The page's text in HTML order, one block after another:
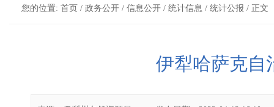
您的位置: 首页 / 政务公开 / 信息公开 / 统计信息 / 统计公报 / 正文
伊犁哈萨克自